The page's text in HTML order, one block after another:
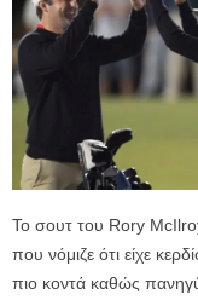
Το σουτ του Rory
που νόμιζε ότι είχε
πιο κοντά καθώς